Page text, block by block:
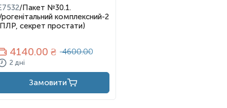
/Пакет №30.1.
комплексний-2
секрет простати)
4140.00 ₴ 4600.00
2 дні
Замовити